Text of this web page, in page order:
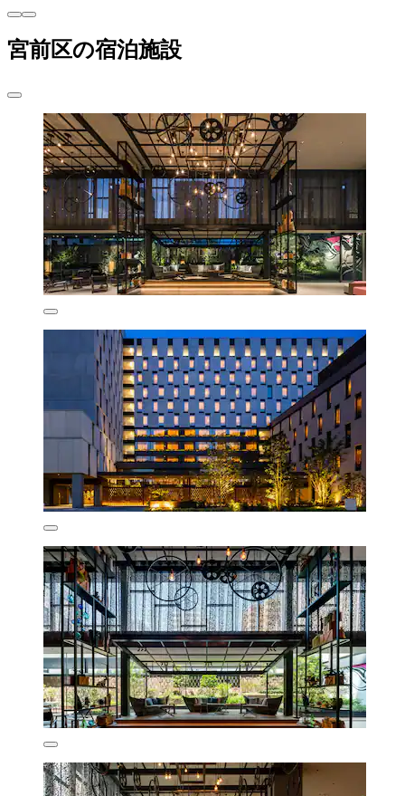
宮前区の宿泊施設